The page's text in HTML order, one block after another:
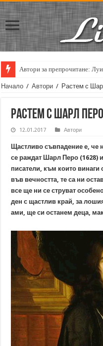
Автори за препрочитане:
Начало / Автори / Растем с
Растем с Шарл
12.01.2017 Автори
Щастливо съвпадение е, че
се раждат Шарл Перо (1628)
писатели, към които
във вечността, те са ни
все ще ни се струват
денс щастлив край, за
ами, ще си останем деца,